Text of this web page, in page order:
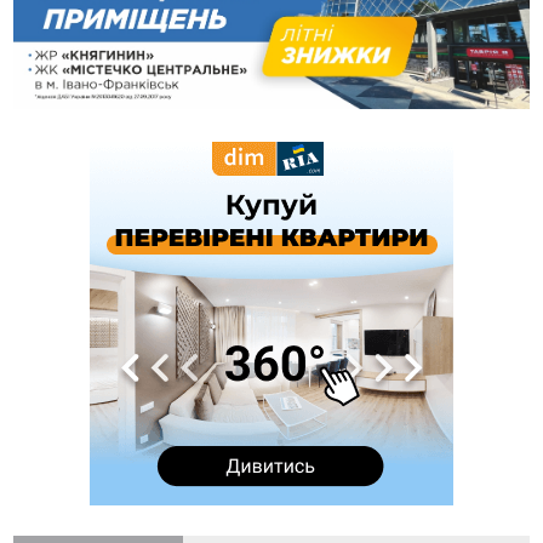
відкритої операції
18:42
На лінії зіткнення загинув керівник пошукового загону
"Плацдарм" Олексій Юков
СБС за дві доби уразили 13 енергооб'єктів на окупованих
Українці подали рекордну кількість заяв до університетів.
Які спеціальності обирають
Зарплати на Прикарпатті за місяць зросли на 10%, але до
середньої по Україні ще далеко
Франківець, який стріляв біля АЗС, вийшов під заставу та
був повторно затриманий
Прикарпатець прийшов у Пенсійний та заявив поліції про
гранату, бо йому не нарахували пенсію
У Болгарії затримали прикарпатця, який виготовляв
наркотики для міжнародного синдикату
Стефанішина отримала нову підозру. Їй обирають
запобіжний захід
«Пілот з Лондона» видурив у жительки Коломийщини